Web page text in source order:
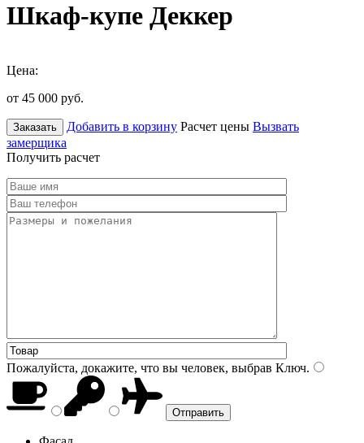
Шкаф-купе Деккер
Цена:
от 45 000 руб.
Заказать Добавить в корзину Расчет цены Вызвать
замерщика
Получить расчет
Пожалуйста, докажите, что вы человек, выбрав Ключ.